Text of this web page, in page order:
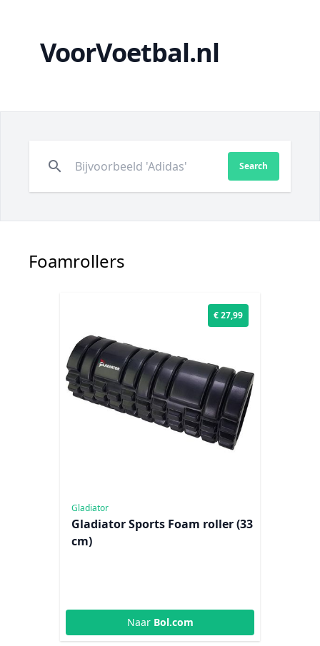
VoorVoetbal.nl
search Search
Foamrollers
€ 27,99
Gladiator
Gladiator Sports Foam roller (33
cm)
Naar Bol.com